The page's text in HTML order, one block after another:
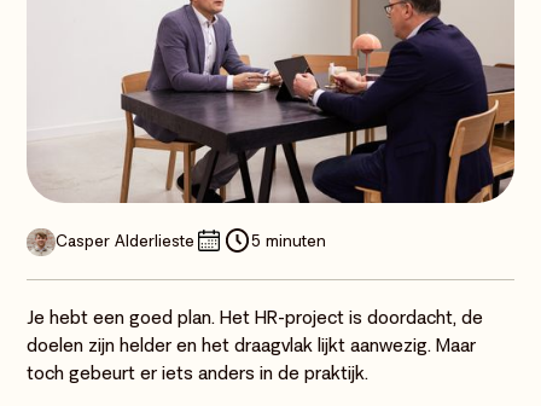
Casper Alderlieste 5 minuten
Je hebt een goed plan. Het HR-project is doordacht, de
doelen zijn helder en het draagvlak lijkt aanwezig. Maar
toch gebeurt er iets anders in de praktijk.